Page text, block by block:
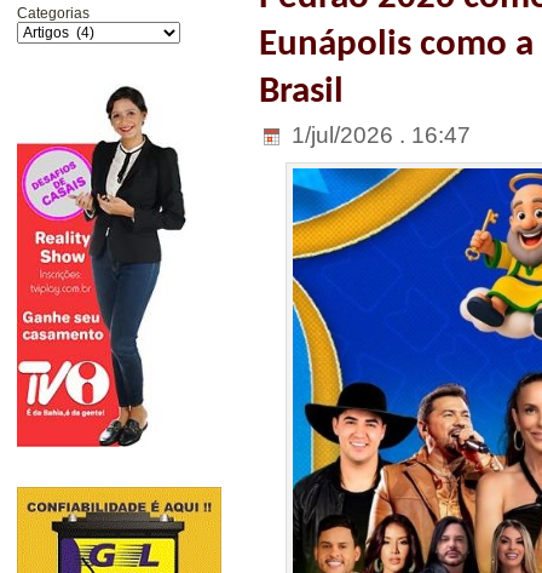
Categorias
Eunápolis como
Brasil
1/jul/2026 . 16:47